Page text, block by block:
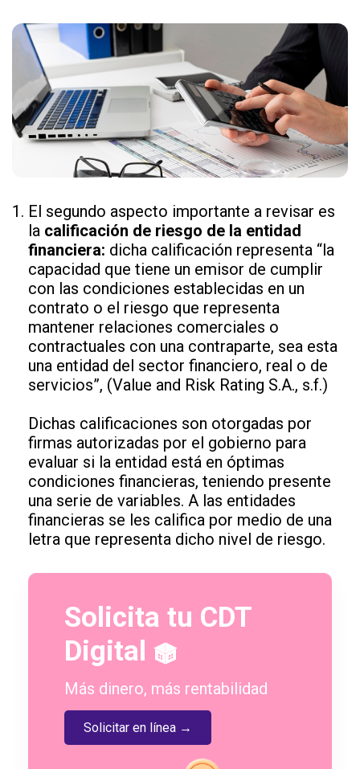
El segundo aspecto importante a revisar es
la calificación de riesgo de la entidad
financiera: dicha calificación representa “la
capacidad que tiene un emisor de cumplir
con las condiciones establecidas en un
contrato o el riesgo que representa
mantener relaciones comerciales o
contractuales con una contraparte, sea esta
una entidad del sector financiero, real o de
servicios”, (Value and Risk Rating S.A., s.f.)
Dichas calificaciones son otorgadas por
firmas autorizadas por el gobierno para
evaluar si la entidad está en óptimas
condiciones financieras, teniendo presente
una serie de variables. A las entidades
financieras se les califica por medio de una
letra que representa dicho nivel de riesgo.
Solicita tu CDT
Digital
Más dinero, más rentabilidad
Solicitar en línea →